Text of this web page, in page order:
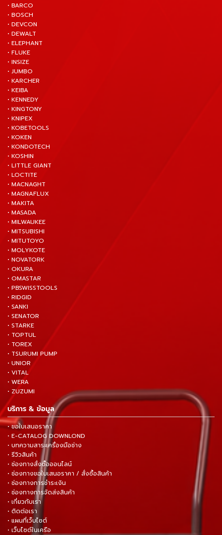
• BARCO
• BOSCH
• DEVCON
• DEWALT
• ELEPHANT
• FLUKE
• INSIZE
• JUMBO
• KARCHER
• KEIBA
• KENNEDY
• KINGTONY
• KNIPEX
• KOBETOOLS
• KOKEN
• KONDOTECH
• KOSHIN
• LITTLE GIANT
• LOCTITE
• MACNAGHT
• MAGNAFLUX
• MAKITA
• MASADA
• MILWAUKEE
• MITSUBISHI
• MITUTOYO
• MOLYKOTE
• NOVATORK
• OKURA
• OMASTAR
• PBSWISSTOOLS
• RIDGID
• SANKI
• SENATOR
• STARKE
• TOPTUL
• TOREX
• TSURUMI PUMP
• UNIOR
• VITAL
• WERA
• ZUZUMI
บริการ & ข้อมูล
• ขอใบเสนอราคา
• E-CATALOG DOWNLOND
• บทความสาระเครื่องมือช่าง
• รีวิวสินค้า
• ช่องทางสั่งซื้อออนไลน์
• ช่องทางขอใบเสนอราคา / สั่งซื้อสินค้า
• ช่องทางการชำระเงิน
• ช่องทางการจัดส่งสินค้า
• เกี่ยวกับเรา
• ติดต่อเรา
• แผนที่เว็บไซต์
• เว็บไซต์ในเครือ